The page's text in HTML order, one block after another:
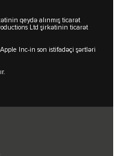
qeydə alınmış ticarət
Ltd şirkətinin ticarət
Inc-in son istifadəçi şərtləri